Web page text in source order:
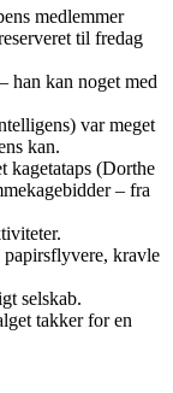
medlemmer
til fredag
han kan noget med
var meget
kan.
kagetataps (Dorthe
– fra
kravle
selskab.
takker for en